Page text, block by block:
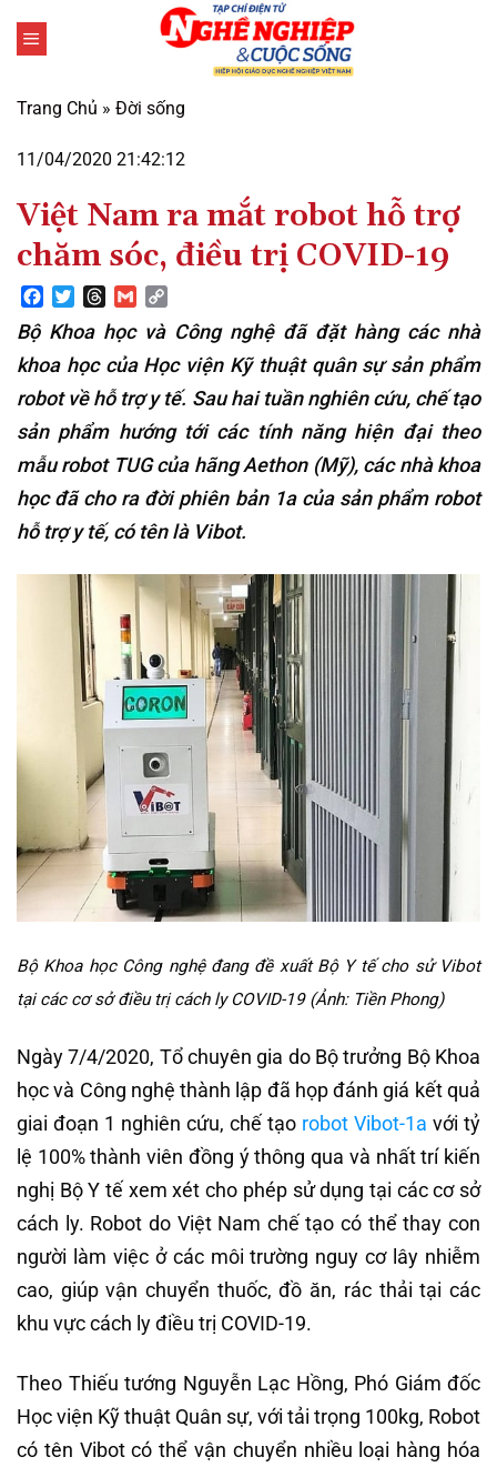
qua
dung
Trang Chủ » Đời sống
11/04/2020 21:42:12
Việt Nam ra mắt robot hỗ trợ
chăm sóc, điều trị COVID-19
Facebook
TwitterThreads
Gmail
Link
Bộ Khoa học và Công nghệ đã đặt hàng các nhà
khoa học của Học viện Kỹ thuật quân sự sản phẩm
robot về hỗ trợ y tế. Sau hai tuần nghiên cứu, chế tạo
sản phẩm hướng tới các tính năng hiện đại theo
mẫu robot TUG của hãng Aethon (Mỹ), các nhà khoa
học đã cho ra đời phiên bản 1a của sản phẩm robot
hỗ trợ y tế, có tên là Vibot.
Bộ Khoa học Công nghệ đang đề xuất Bộ Y tế cho sử Vibot
tại các cơ sở điều trị cách ly COVID-19 (Ảnh: Tiền Phong)
Ngày 7/4/2020, Tổ chuyên gia do Bộ trưởng Bộ Khoa
học và Công nghệ thành lập đã họp đánh giá kết quả
giai đoạn 1 nghiên cứu, chế tạo robot Vibot-1a với tỷ
lệ 100% thành viên đồng ý thông qua và nhất trí kiến
nghị Bộ Y tế xem xét cho phép sử dụng tại các cơ sở
cách ly. Robot do Việt Nam chế tạo có thể thay con
người làm việc ở các môi trường nguy cơ lây nhiễm
cao, giúp vận chuyển thuốc, đồ ăn, rác thải tại các
khu vực cách ly điều trị COVID-19.
Theo Thiếu tướng Nguyễn Lạc Hồng, Phó Giám đốc
Học viện Kỹ thuật Quân sự, với tải trọng 100kg, Robot
có tên Vibot có thể vận chuyển nhiều loại hàng hóa